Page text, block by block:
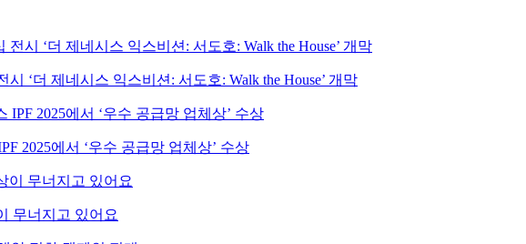
‘더 제네시스 익스비션: 서도호: Walk the House’ 개막
2025에서 ‘우수 공급망 업체상’ 수상
무너지고 있어요